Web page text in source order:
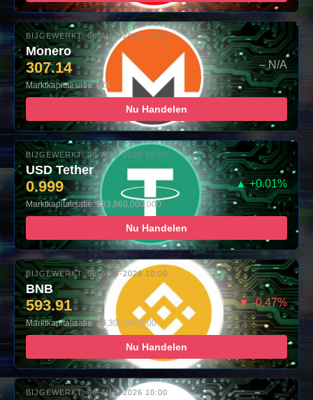
BIJGEWERKT: 06-AUG-2026 10:00
Monero
307.14 – N/A
Marktkapitalisatie: N/A
Nu Handelen
BIJGEWERKT: 06-AUG-2026 10:00
USD Tether
0.999 ▲ +0.01%
Marktkapitalisatie: 183,860,000,000
Nu Handelen
BIJGEWERKT: 06-AUG-2026 10:00
BNB
593.91 ▼ -0.47%
Marktkapitalisatie: 79,300,000,000
Nu Handelen
BIJGEWERKT: 06-AUG-2026 10:00